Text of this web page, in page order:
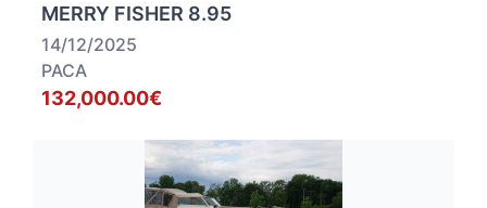
MERRY FISHER 8.95
14/12/2025
PACA
132,000.00€